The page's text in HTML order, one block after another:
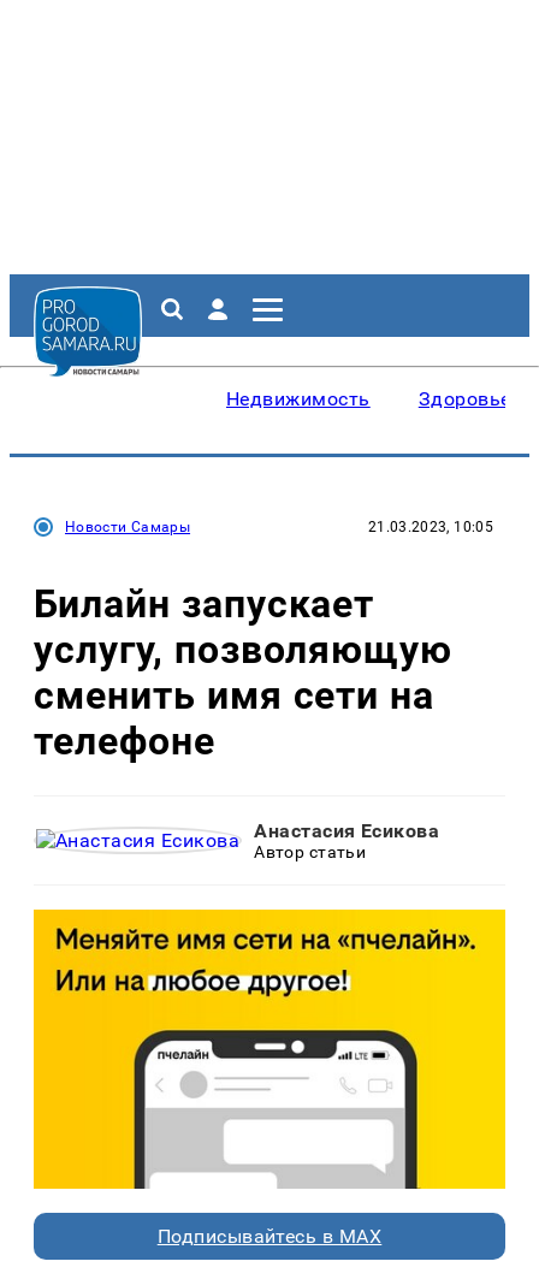
Недвижимость Здоровье
Новости Самары 21.03.2023, 10:05
Билайн запускает
услугу, позволяющую
сменить имя сети на
телефоне
Анастасия Есикова
Автор статьи
Подписывайтесь в MAX